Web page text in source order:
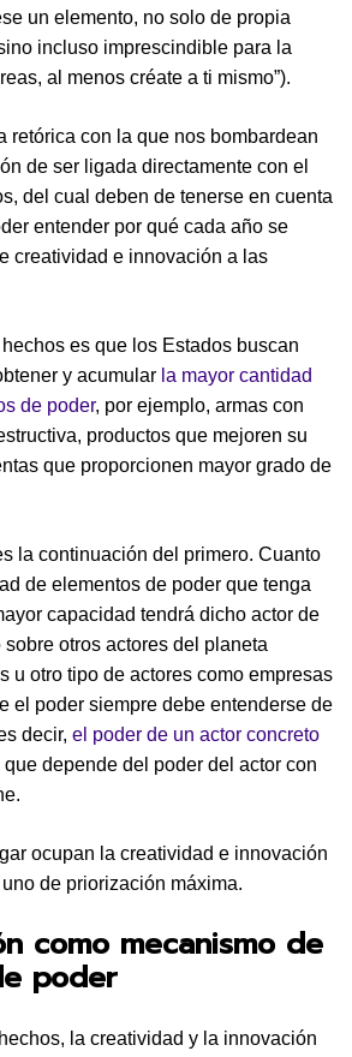
un elemento, no solo de propia
incluso imprescindible para la
al menos créate a ti mismo”).
retórica con la que nos bombardean
de ser ligada directamente con el
del cual deben de tenerse en cuenta
entender por qué cada año se
creatividad e innovación a las
es que los Estados buscan
y acumular la mayor cantidad
de poder, por ejemplo, armas con
productos que mejoren su
que proporcionen mayor grado de
la continuación del primero. Cuanto
de elementos de poder que tenga
capacidad tendrá dicho actor de
otros actores del planeta
u otro tipo de actores como empresas
el poder siempre debe entenderse de
decir, el poder de un actor concreto
depende del poder del actor con
ocupan la creatividad e innovación
de priorización máxima.
como mecanismo de
poder
la creatividad y la innovación